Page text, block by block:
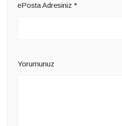
ePosta Adresiniz *
Yorumunuz